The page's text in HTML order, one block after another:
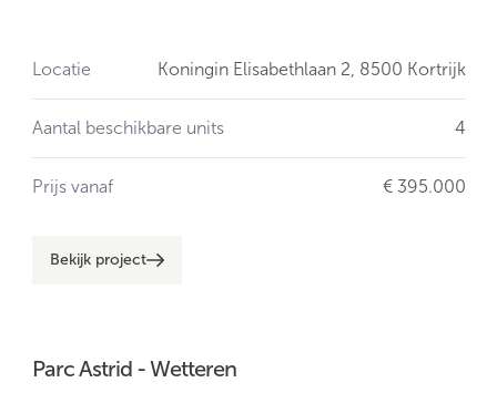
Locatie Koningin Elisabethlaan 2, 8500 Kortrijk
Aantal beschikbare units 4
Prijs vanaf € 395.000
Bekijk project
Parc Astrid - Wetteren